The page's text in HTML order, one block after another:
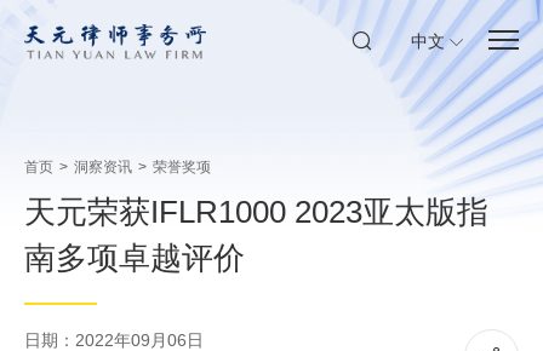
中文
首页 > 洞察资讯 > 荣誉奖项
天元荣获IFLR1000 2023亚太版指
南多项卓越评价
日期：2022年09月06日